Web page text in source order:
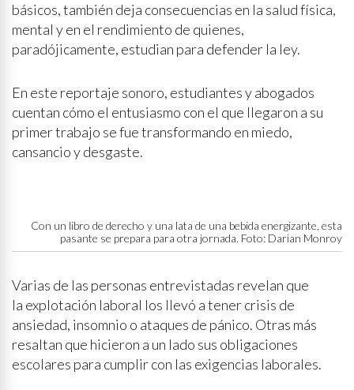
básicos, también deja consecuencias en la salud física,
mental y en el rendimiento de quienes,
paradójicamente, estudian para defender la ley.
En este reportaje sonoro, estudiantes y abogados
cuentan cómo el entusiasmo con el que llegaron a su
primer trabajo se fue transformando en miedo,
cansancio y desgaste.
Con un libro de derecho y una lata de una bebida energizante, esta
pasante se prepara para otra jornada. Foto: Darian Monroy
Varias de las personas entrevistadas revelan que
la explotación laboral los llevó a tener crisis de
ansiedad, insomnio o ataques de pánico. Otras más
resaltan que hicieron a un lado sus obligaciones
escolares para cumplir con las exigencias laborales.